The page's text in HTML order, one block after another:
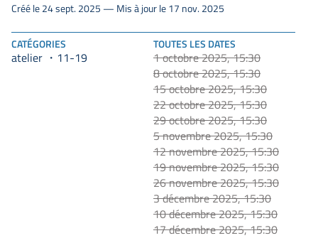
CATÉGORIES
atelier 11-19
TOUTES LES DATES
1 octobre 2025, 15:30
8 octobre 2025, 15:30
15 octobre 2025, 15:30
22 octobre 2025, 15:30
29 octobre 2025, 15:30
5 novembre 2025, 15:30
12 novembre 2025, 15:30
19 novembre 2025, 15:30
26 novembre 2025, 15:30
3 décembre 2025, 15:30
10 décembre 2025, 15:30
17 décembre 2025, 15:30
Créé le 24 sept. 2025 — Mis à jour le 17 nov. 2025